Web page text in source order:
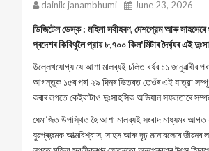
dainik janambhumi June 23, 2026
ডিজিটেল ডেস্ক : মহিলা সবীহৰণ, দেশপ্রেম আৰু
প্ৰদেশৰ কিবিথুলৈ প্রায় ৮,৭০০ কিল'মিটাৰ দৈৰ্ঘ্যৰ এই
উল্লেখযোগ্য যে আশা মালব্যই চলিত বৰ্ষৰ ১১ জানুৱাৰীৰ
আগন্তুক ১৫ৰ পৰা ২৯ দিনৰ ভিতৰত তেওঁৰ এই যাত্রা
কৰাৰ লগতে কেইবাটাও দুঃসাহসিক অভিযান সফলতাৰে
ধেমাজিত উপস্থিত হৈ আশা মালব্যই সংবাদ মাধ্যমৰ
যুৱপ্ৰজন্মক আত্মবিশ্বাস, সাহস আৰু দৃঢ় মনোবলেৰে জীৱনৰ